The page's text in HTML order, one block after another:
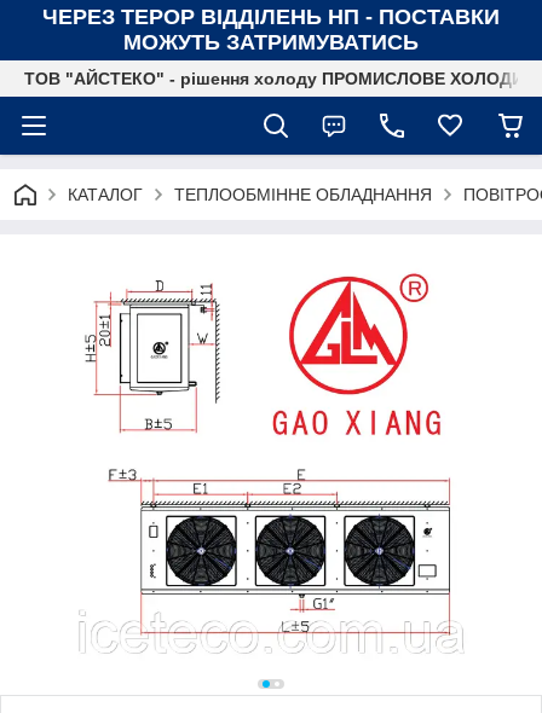
ЧЕРЕЗ ТЕРОР ВІДДІЛЕНЬ НП - ПОСТАВКИ
МОЖУТЬ ЗАТРИМУВАТИСЬ
ТОВ "АЙСТЕКО" - рішення холоду ПРОМИСЛОВЕ
КАТАЛОГ ТЕПЛООБМІННЕ ОБЛАДНАННЯ